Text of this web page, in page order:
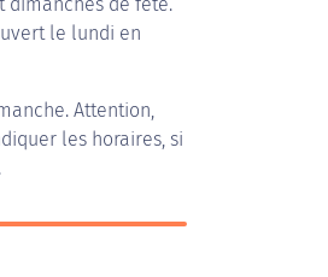
le lundi en
Attention,
les horaires, si